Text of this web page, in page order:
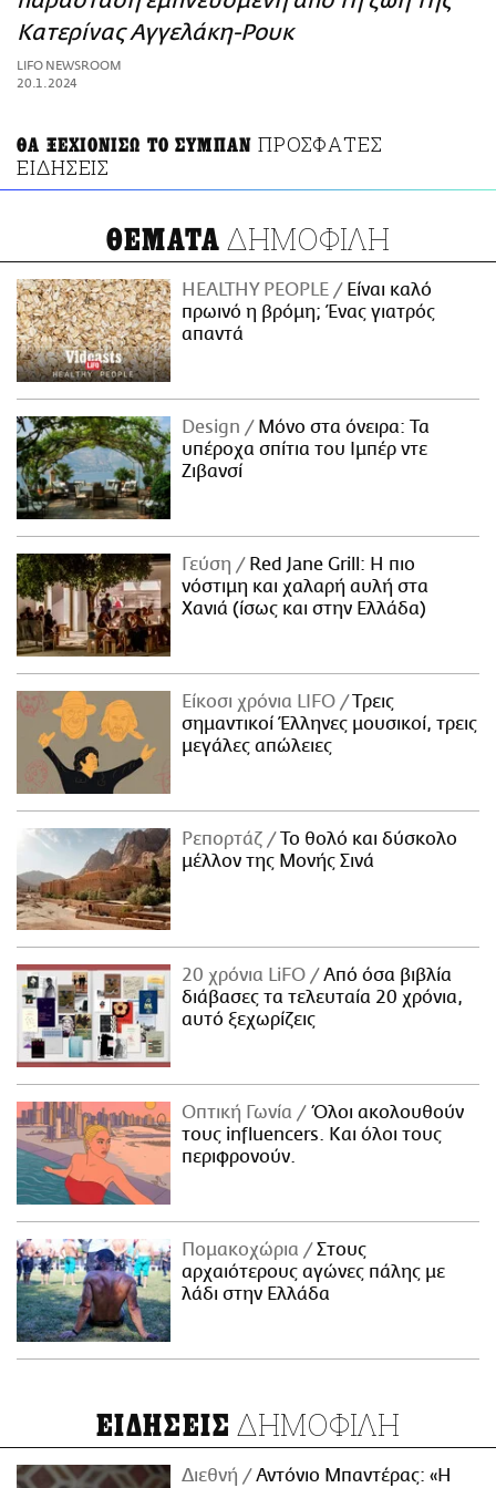
ΑΜΠΑ
PRINT
Κατερίνας Αγγελάκη-Ρουκ
LIFO NEWSROOM
20.1.2024
ΘΑ ΞΕΧΙΟΝΙΣΩ ΤΟ ΣΥΜΠΑΝ ΠΡΟΣΦΑΤΕΣ
ΕΙΔΗΣΕΙΣ
ΘΕΜΑΤΑ ΔΗΜΟΦΙΛΗ
HEALTHY PEOPLE
Είναι καλό
πρωινό η βρόμη; Ένας γιατρός
απαντά
Design
Μόνο στα όνειρα: Τα
υπέροχα σπίτια του Ιμπέρ ντε
Ζιβανσί
Γεύση
Red Jane Grill: Η πιο
νόστιμη και χαλαρή αυλή στα
Χανιά (ίσως και στην Ελλάδα)
Είκοσι χρόνια LIFO
Tρεις
σημαντικοί Έλληνες μουσικοί, τρεις
μεγάλες απώλειες
Ρεπορτάζ
Το θολό και δύσκολο
μέλλον της Μονής Σινά
20 χρόνια LiFO
Από όσα βιβλία
διάβασες τα τελευταία 20 χρόνια,
αυτό ξεχωρίζεις
Οπτική Γωνία
Όλοι ακολουθούν
τους influencers. Και όλοι τους
περιφρονούν.
Πομακοχώρια
Στους
αρχαιότερους αγώνες πάλης με
λάδι στην Ελλάδα
ΕΙΔΗΣΕΙΣ ΔΗΜΟΦΙΛΗ
Διεθνή Αντόνιο Μπαντέρας: «Η